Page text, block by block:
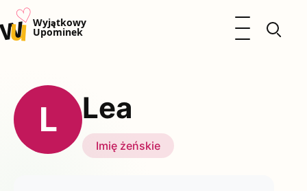
u♡Wyjątkowy
Upominek
Otwórz menu
Kalendarz Imienin
Kobieta
Okazje
Katalog prezentów
L Lea
Imię żeńskie